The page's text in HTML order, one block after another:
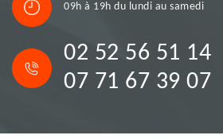
09h à 19h du lundi au samedi
02 52 56 51 14
07 71 67 39 07